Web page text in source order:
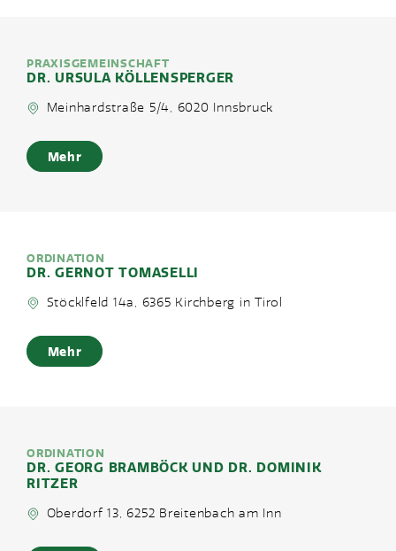
PRAXISGEMEINSCHAFT
DR. URSULA KÖLLENSPERGER
Meinhardstraße 5/4, 6020 Innsbruck
Mehr
ORDINATION
DR. GERNOT TOMASELLI
Stöcklfeld 14a, 6365 Kirchberg in Tirol
Mehr
ORDINATION
DR. GEORG BRAMBÖCK UND DR. DOMINIK
RITZER
Oberdorf 13, 6252 Breitenbach am Inn